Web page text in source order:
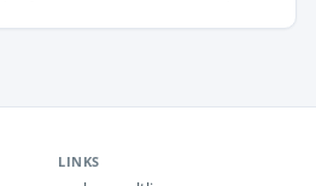
LINKS